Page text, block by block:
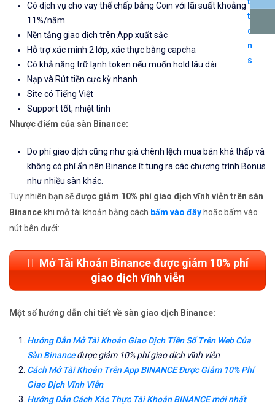
Có dịch vụ cho vay thế chấp bằng Coin với lãi suất khoảng
11%/năm
Nền tảng giao dịch trên App xuất sắc
Hỗ trợ xác minh 2 lớp, xác thực bằng capcha
Có khả năng trữ lạnh token nếu muốn hold lâu dài
Nạp và Rút tiền cực kỳ nhanh
Site có Tiếng Việt
Support tốt, nhiệt tình
Nhược điểm của sàn Binance:
Do phí giao dịch cũng như giá chênh lệch mua bán khá thấp và
không có phí ẩn nên Binance ít tung ra các chương trình Bonus
như nhiều sàn khác.
Tuy nhiên bạn sẽđược giảm 10% phí giao dịch vĩnh viễn trên sàn
Binance khi mở tài khoản bằng cách bấm vào đây hoặc bấm vào
nút bên dưới:
Mở Tài Khoản Binance được giảm 10% phí
giao dịch vĩnh viễn
Một số hướng dẫn chi tiết về sàn giao dịch Binance:
Hướng Dẫn Mở Tài Khoản Giao Dịch Tiền Số Trên Web Của
Sàn Binanceđược giảm 10% phí giao dịch vĩnh viễn
Cách Mở Tài Khoản Trên App BINANCE Được Giảm 10% Phí
Giao Dịch Vĩnh Viễn
Hướng Dẫn Cách Xác Thực Tài Khoản BINANCE mới nhất